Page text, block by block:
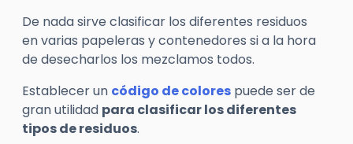
De nada sirve clasificar los diferentes residuos
en varias papeleras y contenedores si a la hora
de desecharlos los mezclamos todos.
Establecer un código de colores puede ser de
gran utilidad para clasificar los diferentes
tipos de residuos.